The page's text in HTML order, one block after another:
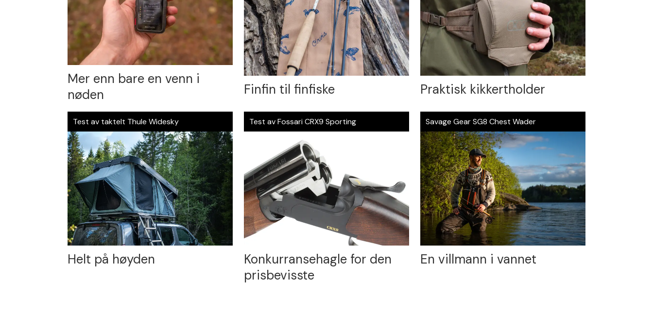
Mer enn bare en venn i
nøden
Finfin til finfiske Praktisk kikkertholder
Test av taktelt Thule Widesky
Helt på høyden
Test av Fossari CRX9 Sporting
Konkurransehagle for den
prisbevisste
Savage Gear SG8 Chest Wader
En villmann i vannet